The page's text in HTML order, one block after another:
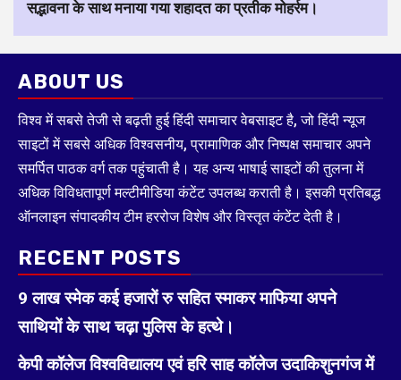
सद्भावना के साथ मनाया गया शहादत का प्रतीक मोहर्रम।
ABOUT US
विश्व में सबसे तेजी से बढ़ती हुई हिंदी समाचार वेबसाइट है, जो हिंदी न्यूज
साइटों में सबसे अधिक विश्वसनीय, प्रामाणिक और निष्पक्ष समाचार अपने
समर्पित पाठक वर्ग तक पहुंचाती है। यह अन्य भाषाई साइटों की तुलना में
अधिक विविधतापूर्ण मल्टीमीडिया कंटेंट उपलब्ध कराती है। इसकी प्रतिबद्ध
ऑनलाइन संपादकीय टीम हररोज विशेष और विस्तृत कंटेंट देती है।
RECENT POSTS
9 लाख स्मेक कई हजारों रु सहित स्माकर माफिया अपने
साथियों के साथ चढ़ा पुलिस के हत्थे।
केपी कॉलेज विश्वविद्यालय एवं हरि साह कॉलेज उदाकिशुनगंज में